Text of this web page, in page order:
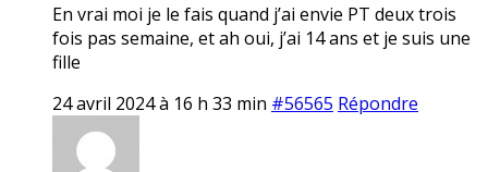
En vrai moi je le fais quand j’ai envie PT deux trois
fois pas semaine, et ah oui, j’ai 14 ans et je suis une
fille
24 avril 2024 à 16 h 33 min #56565 Répondre